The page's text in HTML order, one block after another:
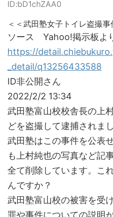
ID:bD1chZAA0
＜＜武田塾女子トイレ盗撮事
ソース Yahoo!掲示板よ
https://
_detail/q13256433588
ID非公開さん
2022/2/2 13:34
武田塾富山校校舎長の上
どを盗撮して逮捕されまし
武田塾はこの事件を公表
も上村純也の写真など記
全て削除しています。こ
んですか？
武田塾富山校の被害を受
罪や事件についての説明